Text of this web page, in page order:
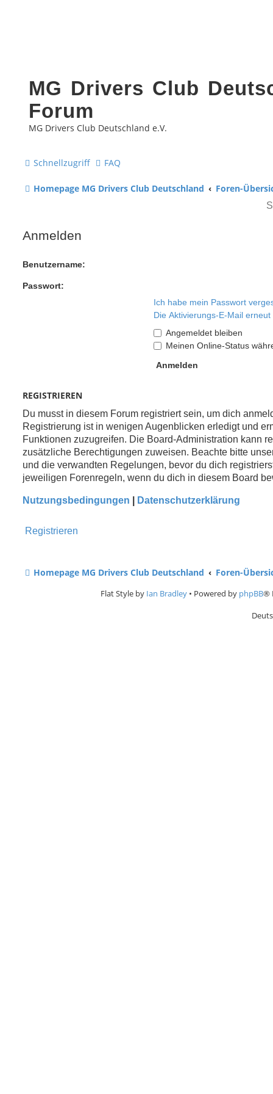
MG Drivers Club
Forum
MG Drivers Club Deutschland e.V.
Schnellzugriff FAQ
Homepage MG Drivers Club Deutschland Foren-
Anmelden
Benutzername:
Passwort:
Ich habe mein Passwort
Die Aktivierungs-E-Mail erneut
Angemeldet bleiben
Meinen Online-Status
REGISTRIEREN
Du musst in diesem Forum registriert sein, um dich
Registrierung ist in wenigen Augenblicken erledigt und
Funktionen zuzugreifen. Die Board-Administration kann
zusätzliche Berechtigungen zuweisen. Beachte bitte
und die verwandten Regelungen, bevor du dich
jeweiligen Forenregeln, wenn du dich in diesem Board
Nutzungsbedingungen Datenschutzerklärung
Registrieren
Homepage MG Drivers Club Deutschland Foren-
Flat Style by Ian Bradley • Powered by phpBB®